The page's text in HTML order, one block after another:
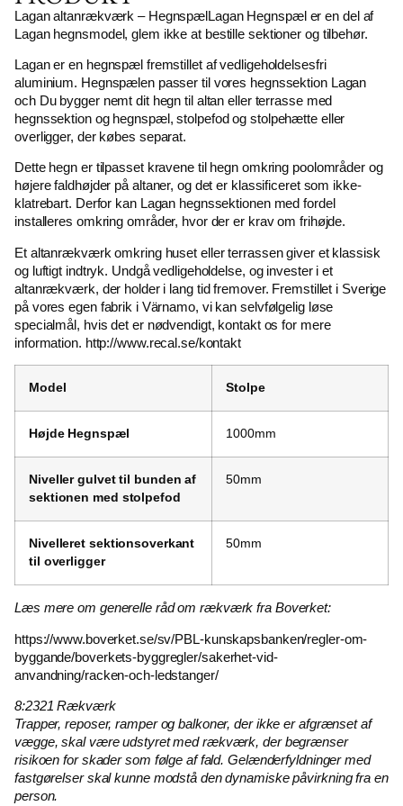
Lagan altanrækværk – HegnspælLagan Hegnspæl er en del af
Lagan hegnsmodel, glem ikke at bestille sektioner og tilbehør.
Lagan er en hegnspæl fremstillet af vedligeholdelsesfri
aluminium. Hegnspælen passer til vores hegnssektion Lagan
och Du bygger nemt dit hegn til altan eller terrasse med
hegnssektion og hegnspæl, stolpefod og stolpehætte eller
overligger, der købes separat.
Dette hegn er tilpasset kravene til hegn omkring poolområder og
højere faldhøjder på altaner, og det er klassificeret som ikke-
klatrebart. Derfor kan Lagan hegnssektionen med fordel
installeres omkring områder, hvor der er krav om frihøjde.
Et altanrækværk omkring huset eller terrassen giver et klassisk
og luftigt indtryk. Undgå vedligeholdelse, og invester i et
altanrækværk, der holder i lang tid fremover. Fremstillet i Sverige
på vores egen fabrik i Värnamo, vi kan selvfølgelig løse
specialmål, hvis det er nødvendigt, kontakt os for mere
information. http://www.recal.se/kontakt
Model Stolpe
Højde Hegnspæl 1000mm
Niveller gulvet til bunden af
sektionen med stolpefod
50mm
Nivelleret sektionsoverkant
til overligger
50mm
Læs mere om generelle råd om rækværk fra Boverket:
https://www.boverket.se/sv/PBL-kunskapsbanken/regler-om-
byggande/boverkets-byggregler/sakerhet-vid-
anvandning/racken-och-ledstanger/
8:2321 Rækværk
Trapper, reposer, ramper og balkoner, der ikke er afgrænset af
vægge, skal være udstyret med rækværk, der begrænser
risikoen for skader som følge af fald. Gelænderfyldninger med
fastgørelser skal kunne modstå den dynamiske påvirkning fra en
person.